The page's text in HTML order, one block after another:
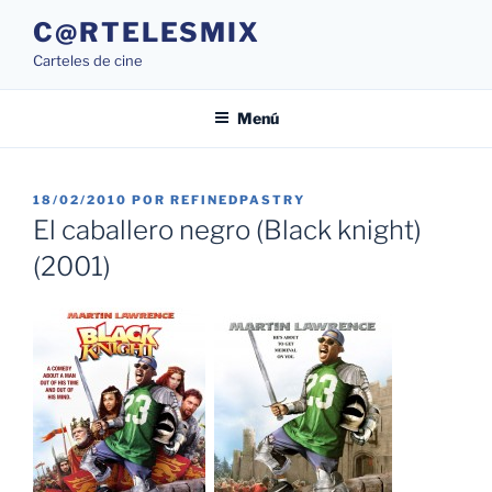
contenido
C@RTELESMIX
Carteles de cine
Menú
PUBLICADO
EL
18/02/2010 POR REFINEDPASTRY
El caballero negro (Black knight)
(2001)